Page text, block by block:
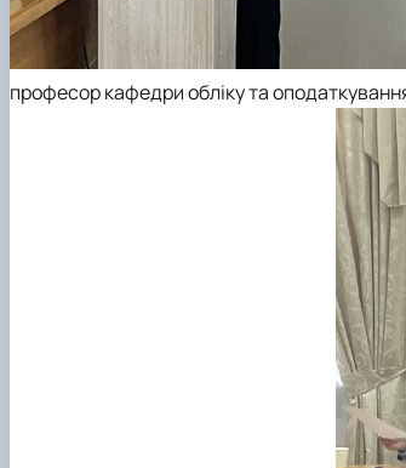
професор кафедри обліку та